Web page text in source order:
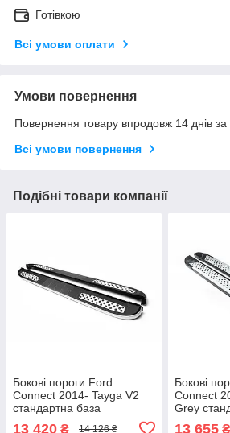
Готівкою
Всі умови оплати
Умови повернення
Повернення товару впродовж 14 днів за
Всі умови повернення
Подібні товари компанії
Бокові пороги Ford
Connect 2014- Tayga V2
стандартна база
13 420 ₴ 14 126 ₴
Бокові
Connect
Grey
13 655₴